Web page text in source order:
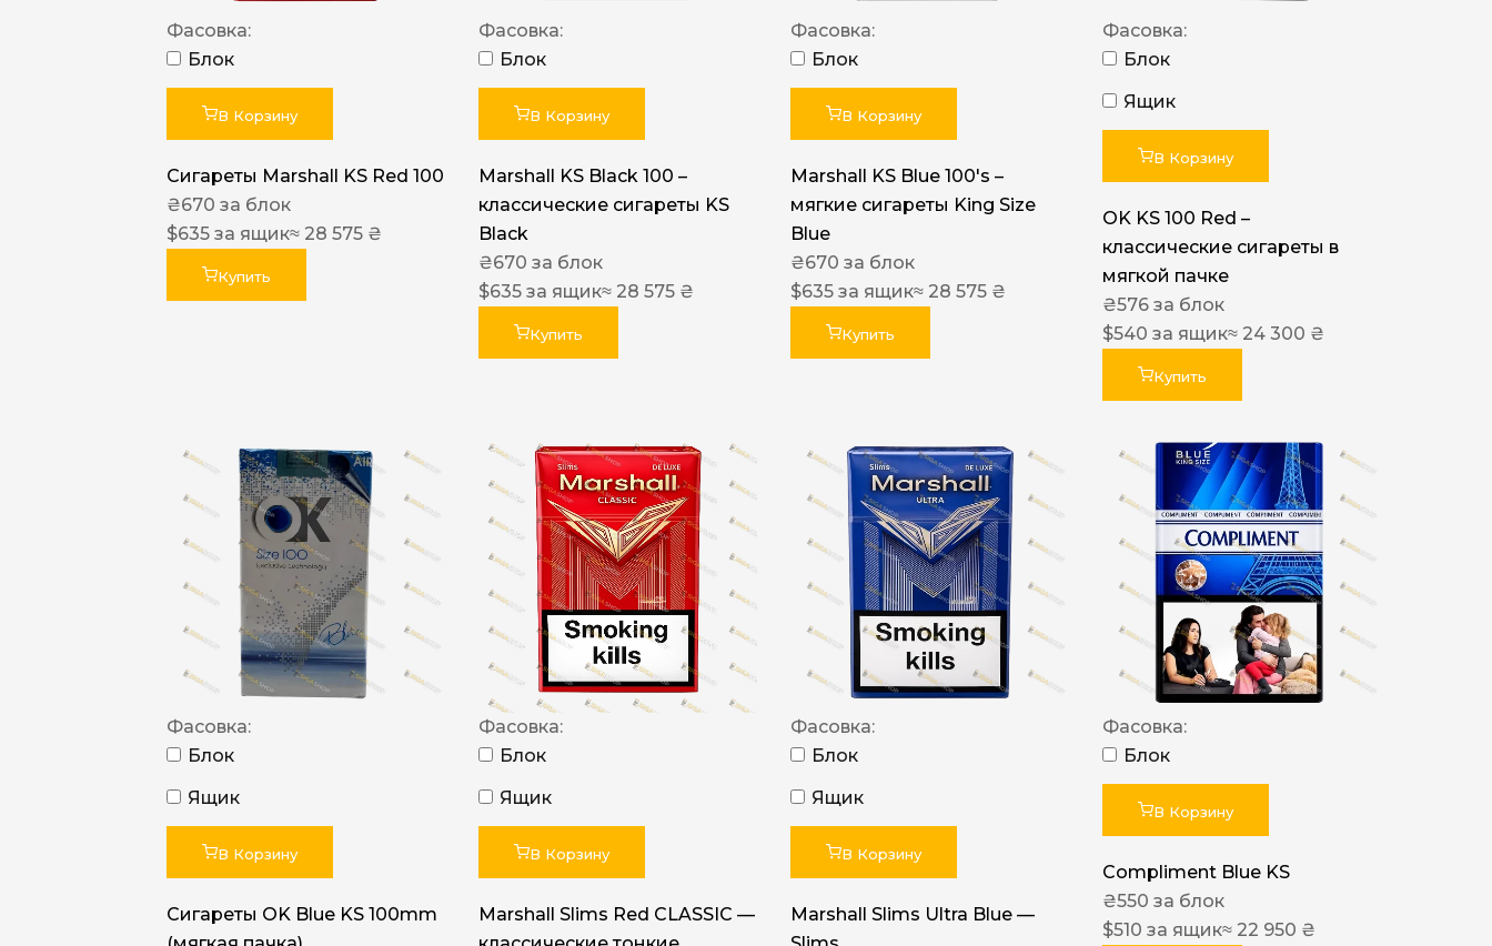
Manchester
Nistru
Leana
Montecristo
MONUS
NERO
NERO
Гуцульскі
Italian Blend 821
OSCAR
Сигарети LD
Фасовка:
Блок
В Корзину
Сигареты Marshall KS Red 100
₴670 за блок
$635 за ящик≈ 28 575 ₴
Купить
Фасовка:
Блок
В Корзину
Marshall KS Black 100 –
классические сигареты KS
Black
₴670 за блок
$635 за ящик≈ 28 575 ₴
Купить
Фасовка:
Блок
В Корзину
Marshall KS Blue 100's –
мягкие сигареты King Size
Blue
₴670 за блок
$635 за ящик≈ 28 575 ₴
Купить
Фасовка:
Блок
Ящик
В Корзину
OK KS 100 Red –
классические сигареты в
мягкой пачке
₴576 за блок
$540 за ящик≈ 24 300 ₴
Купить
Фасовка:
Блок
Ящик
В Корзину
Сигареты OK Blue KS 100mm
Фасовка:
Блок
Ящик
В Корзину
Marshall Slims Red CLASSIC —
Фасовка:
Блок
Ящик
В Корзину
Marshall Slims Ultra Blue —
Фасовка:
Блок
В Корзину
Compliment Blue KS
₴550 за блок
$510 за ящик≈ 22 950 ₴